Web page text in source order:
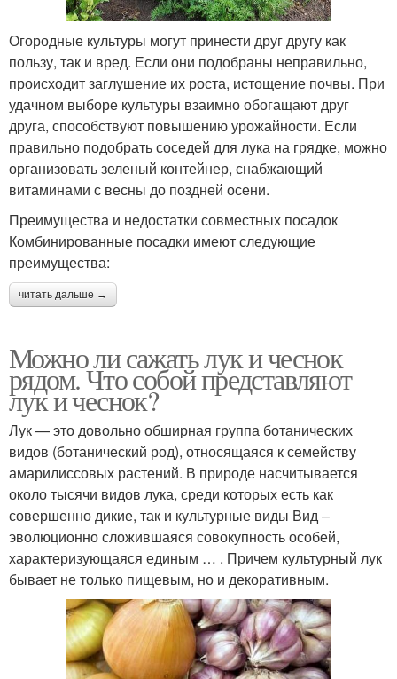
Огородные культуры могут принести друг другу как
пользу, так и вред. Если они подобраны неправильно,
происходит заглушение их роста, истощение почвы. При
удачном выборе культуры взаимно обогащают друг
друга, способствуют повышению урожайности. Если
правильно подобрать соседей для лука на грядке, можно
организовать зеленый контейнер, снабжающий
витаминами с весны до поздней осени.
Преимущества и недостатки совместных посадок
Комбинированные посадки имеют следующие
преимущества:
читать дальше →
Можно ли сажать лук и чеснок
рядом. Что собой представляют
лук и чеснок?
Лук — это довольно обширная группа ботанических
видов (ботанический род), относящаяся к семейству
амарилиссовых растений. В природе насчитывается
около тысячи видов лука, среди которых есть как
совершенно дикие, так и культурные виды Вид –
эволюционно сложившаяся совокупность особей,
характеризующаяся единым … . Причем культурный лук
бывает не только пищевым, но и декоративным.